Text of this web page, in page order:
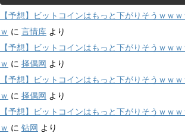
【予想】ビットコインはもっと下がりそうｗｗｗ
ｗ に 言情库 より
【予想】ビットコインはもっと下がりそうｗｗｗ
ｗ に 择偶网 より
【予想】ビットコインはもっと下がりそうｗｗｗ
ｗ に 择偶网 より
【予想】ビットコインはもっと下がりそうｗｗｗ
ｗ に 钻网 より